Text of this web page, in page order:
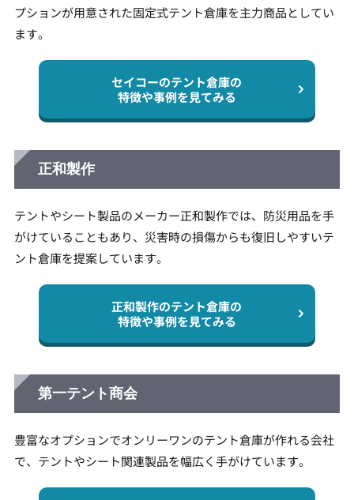
プションが用意された固定式テント倉庫を主力商品としてい
ます。
セイコーのテント倉庫の
特徴や事例を見てみる
正和製作
テントやシート製品のメーカー正和製作では、防災用品を手
がけていることもあり、災害時の損傷からも復旧しやすいテ
ント倉庫を提案しています。
正和製作のテント倉庫の
特徴や事例を見てみる
第一テント商会
豊富なオプションでオンリーワンのテント倉庫が作れる会社
で、テントやシート関連製品を幅広く手がけています。